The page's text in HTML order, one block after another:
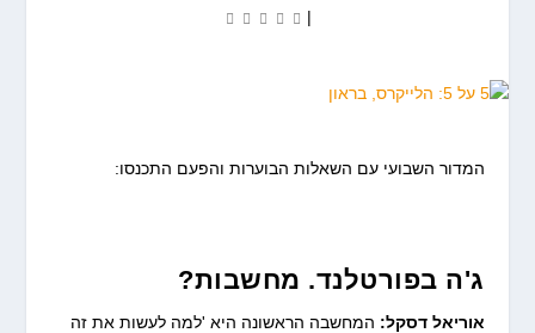
|
המדור השבועי עם השאלות הבוערות והפעם התכנסו:
ג'ה בפורטלנד. מחשבות?
אוריאל דסקל: המחשבה הראשונה היא 'למה לעשות את זה